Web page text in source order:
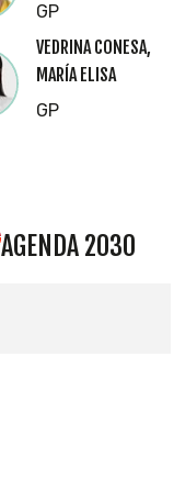
GP
VEDRINA CONESA,
MARÍA ELISA
GP
AGENDA 2030